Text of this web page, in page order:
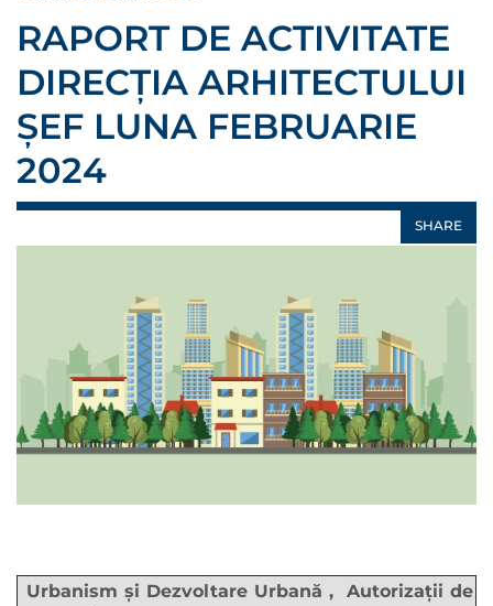
RAPORT DE ACTIVITATE
DIRECȚIA ARHITECTULUI
ȘEF LUNA FEBRUARIE
2024
SHARE
Urbanism şi Dezvoltare Urbană , Autorizaţii de